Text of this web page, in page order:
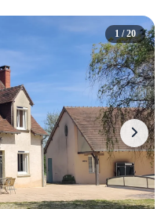
1 / 20